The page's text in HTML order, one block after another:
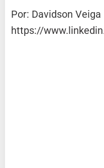
Por: Davidson Veiga
https://